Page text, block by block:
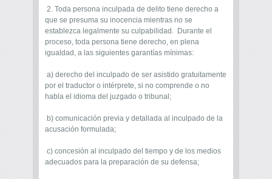
2. Toda persona inculpada de delito tiene derecho a
que se presuma su inocencia mientras no se
establezca legalmente su culpabilidad. Durante el
proceso, toda persona tiene derecho, en plena
igualdad, a las siguientes garantías mínimas:
a) derecho del inculpado de ser asistido gratuitamente
por el traductor o intérprete, si no comprende o no
habla el idioma del juzgado o tribunal;
b) comunicación previa y detallada al inculpado de la
acusación formulada;
c) concesión al inculpado del tiempo y de los medios
adecuados para la preparación de su defensa;